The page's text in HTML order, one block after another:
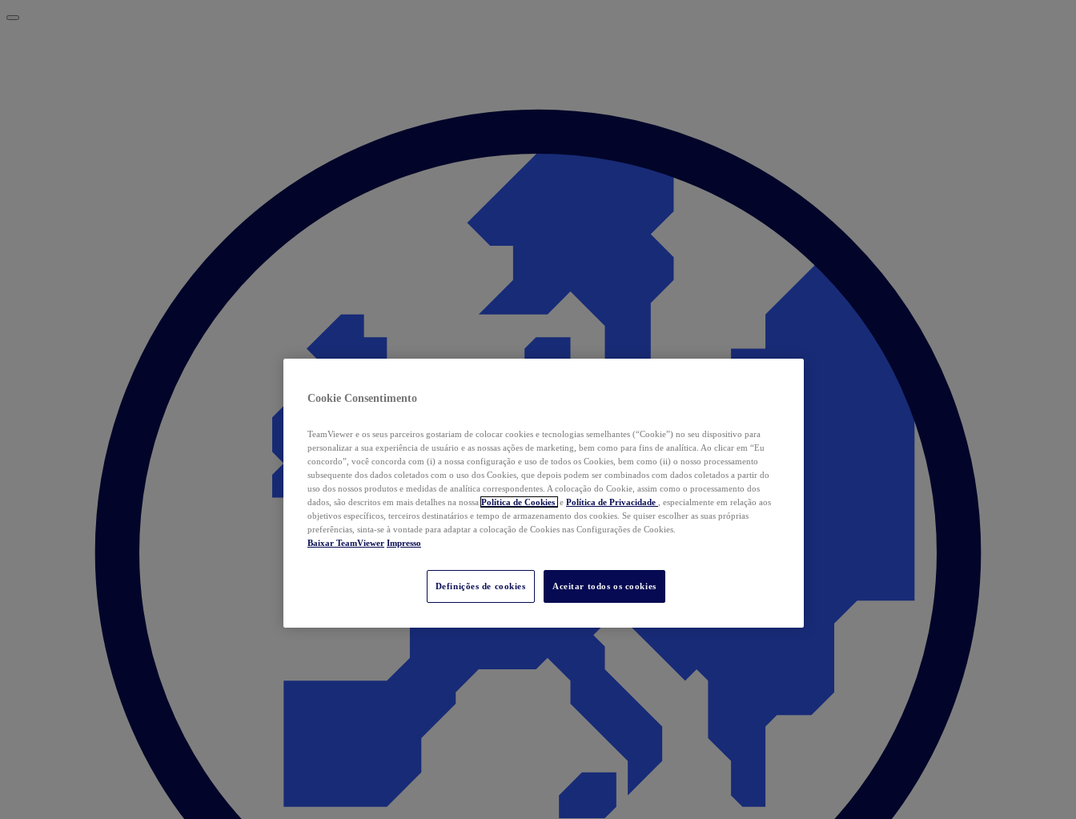
Cookie Consentimento
TeamViewer e os seus parceiros gostariam de colocar cookies e tecnologias semelhantes (“Cookie”) no seu dispositivo para
personalizar a sua experiência de usuário e as nossas ações de marketing, bem como para fins de analítica. Ao clicar em “Eu
concordo”, você concorda com (i) a nossa configuração e uso de todos os Cookies, bem como (ii) o nosso processamento
subsequente dos dados coletados com o uso dos Cookies, que depois podem ser combinados com dados coletados a partir do
uso dos nossos produtos e medidas de analítica correspondentes. A colocação do Cookie, assim como o processamento dos
dados, são descritos em mais detalhes na nossa Política de Cookies e Política de Privacidade
, especialmente em relação aos
objetivos específicos, terceiros destinatários e tempo de armazenamento dos cookies. Se quiser escolher as suas próprias
preferências, sinta-se à vontade para adaptar a colocação de Cookies nas Configurações de Cookies.
Baixar TeamViewer Impresso
Definições de cookies Aceitar todos os cookies